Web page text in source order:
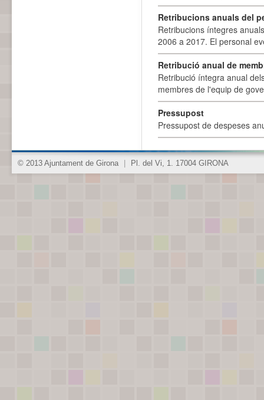
Retribucions anuals del
Retribucions íntegres
2006 a 2017. El personal
Retribució anual de
Retribució íntegra anual
membres de l'equip de
Pressupost
Pressupost de despeses
© 2013 Ajuntament de Girona Pl. del Vi, 1. 17004 GIRONA